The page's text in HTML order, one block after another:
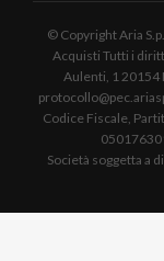
© Copyright Aria
Acquisti Tutti i
Aulenti, 1
Codice Fiscale,
Società soggetta a